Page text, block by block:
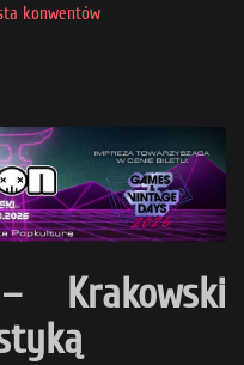
konwentów
Krakowski